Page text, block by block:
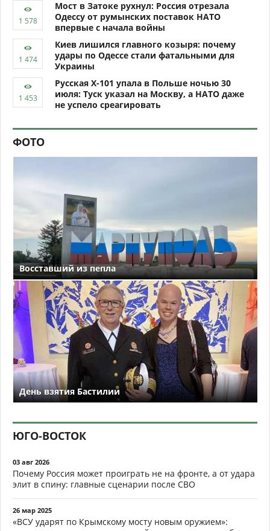
Мост в Затоке рухнул: Россия отрезала
Одессу от румынских поставок НАТО
впервые с начала войны
Киев лишился главного козыря: почему
удары по Одессе стали фатальными для
Украины
Русская Х-101 упала в Польше ночью 30
июля: Туск указал на Москву, а НАТО даже
не успело среагировать
ФОТО
Восставший из пепла
День взятия Бастилии
ЮГО-ВОСТОК
03 авг 2026
Почему Россия может проиграть не на фронте, а от удара
элит в спину: главные сценарии после СВО
26 мар 2025
«ВСУ ударят по Крымскому мосту новым оружием»: